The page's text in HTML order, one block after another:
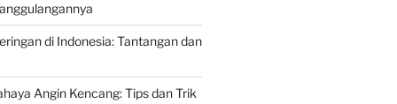
di Indonesia: Tantangan dan
Angin Kencang: Tips dan Trik